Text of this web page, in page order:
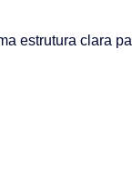
estrutura clara